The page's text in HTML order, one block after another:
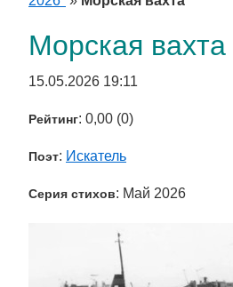
Морская вахта
15.05.2026 19:11
Рейтинг: 0,00 (0)
Поэт: Искатель
Серия стихов: Май 2026